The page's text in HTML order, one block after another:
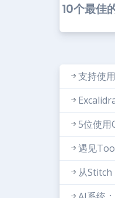
10个最佳
支持使
5位使用
遇见
从Stitch